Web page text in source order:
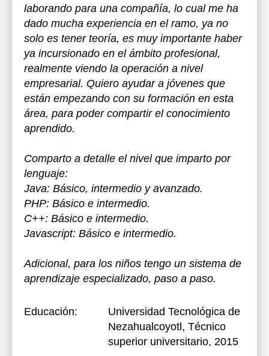
laborando para una compañía, lo cual me ha
dado mucha experiencia en el ramo, ya no
solo es tener teoría, es muy importante haber
ya incursionado en el ámbito profesional,
realmente viendo la operación a nivel
empresarial. Quiero ayudar a jóvenes que
están empezando con su formación en esta
área, para poder compartir el conocimiento
aprendido.
Comparto a detalle el nivel que imparto por
lenguaje:
Java: Básico, intermedio y avanzado.
PHP: Básico e intermedio.
C++: Básico e intermedio.
Javascript: Básico e intermedio.
Adicional, para los niños tengo un sistema de
aprendizaje especializado, paso a paso.
Educación:
Universidad Tecnológica de
Nezahualcoyotl , Técnico
superior universitario, 2015